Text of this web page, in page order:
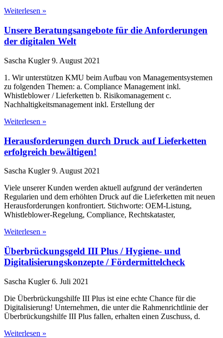
Weiterlesen »
Unsere Beratungsangebote für die Anforderungen
der digitalen Welt
Sascha Kugler9. August 2021
1. Wir unterstützen KMU beim Aufbau von Managementsystemen
zu folgenden Themen: a. Compliance Management inkl.
Whistleblower / Lieferketten b. Risikomanagement c.
Nachhaltigkeitsmanagement inkl. Erstellung der
Weiterlesen »
Herausforderungen durch Druck auf Lieferketten
erfolgreich bewältigen!
Sascha Kugler9. August 2021
Viele unserer Kunden werden aktuell aufgrund der veränderten
Regularien und dem erhöhten Druck auf die Lieferketten mit neuen
Herausforderungen konfrontiert. Stichworte: OEM-Listung,
Whistleblower-Regelung, Compliance, Rechtskataster,
Weiterlesen »
Überbrückungsgeld III Plus / Hygiene- und
Digitalisierungskonzepte / Fördermittelcheck
Sascha Kugler6. Juli 2021
Die Überbrückungshilfe III Plus ist eine echte Chance für die
Digitalisierung! Unternehmen, die unter die Rahmenrichtlinie der
Überbrückungshilfe III Plus fallen, erhalten einen Zuschuss, d.
Weiterlesen »